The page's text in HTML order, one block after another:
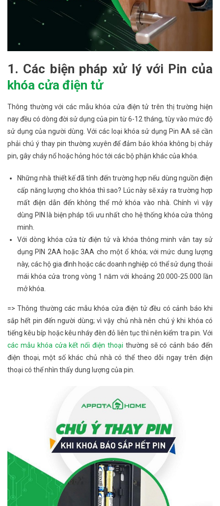
1. Các biện pháp xử lý với Pin của
khóa cửa điện tử
Thông thường với các mẫu khóa cửa điện tử trên thị trường hiện
nay đều có dòng đời sử dụng của pin từ 6-12 tháng, tùy vào mức độ
sử dụng của người dùng. Với các loại khóa sử dụng Pin AA sẽ cần
phải chú ý thay pin thường xuyên để đảm bảo khóa không bị chảy
pin, gây cháy nổ hoặc hỏng hóc tới các bộ phận khác của khóa.
Những nhà thiết kế đã tính đến trường hợp nếu dùng nguồn điện
cấp năng lượng cho khóa thì sao? Lúc này sẽ xảy ra trường hợp
mất điện dẫn đến không thể mở khóa vào nhà. Chính vì vậy
dùng PIN là biện pháp tối ưu nhất cho hệ thống khóa cửa thông
minh.
Với dòng khóa cửa từ điện tử và khóa thông minh vân tay sử
dụng PIN 2AA hoặc 3AA cho một ổ khóa; với mức dung lượng
này, các hộ gia đình hoặc các doanh nghiệp có thể sử dụng thoải
mái khóa cửa trong vòng 1 năm với khoảng 20.000-25.000 lần
mở khóa.
=> Thông thường các mẫu khóa cửa điện tử đều có cảnh báo khi
sắp hết pin đến người dùng; vì vậy chủ nhà nên chú ý khi khóa có
tiếng kêu bíp hoặc kêu nháy đèn đỏ liên tục thì nên kiểm tra pin. Với
các mẫu khóa cửa kết nối điện thoại thường sẽ có cảnh báo đến
điện thoại, một số khác chủ nhà có thể theo dõi ngay trên điện
thoại có thể nhìn thấy dung lượng của pin.